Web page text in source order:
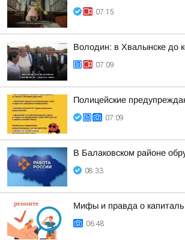
07:15
Володин: в Хвалынске до
07:09
Полицейские
07:09
В Балаковском районе
08:33
Мифы и правда о
06:48